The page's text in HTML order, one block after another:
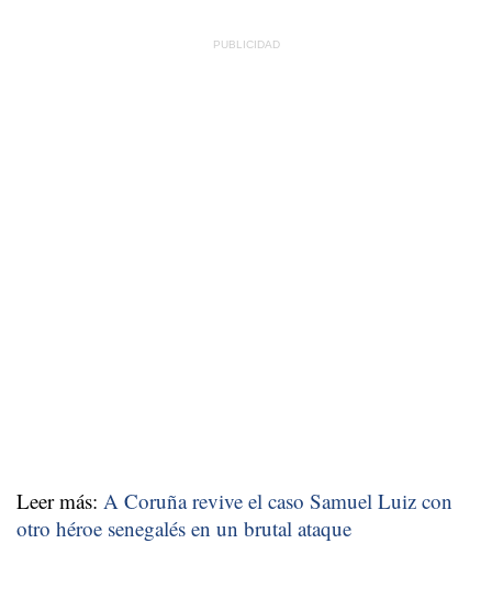
Leer más: A Coruña revive el caso Samuel Luiz con
otro héroe senegalés en un brutal ataque